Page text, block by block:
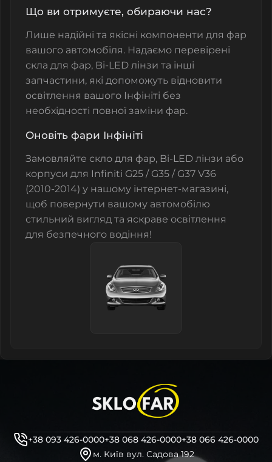
Що ви отримуєте, обираючи нас?
Лише надійні та якісні компоненти для фар
вашого автомобіля. Надаємо перевірені
скла для фар, Bi-LED лінзи та інші
запчастини, які допоможуть відновити
освітлення вашого Інфініті без
необхідності повної заміни фар.
Оновіть фари Інфініті
Замовляйте скло для фар, Bi-LED лінзи або
корпуси для Infiniti G25 / G35 / G37 V36
(2010-2014) у нашому інтернет-магазині,
щоб повернути вашому автомобілю
стильний вигляд та яскраве освітлення
для безпечного водіння!
+38 093 426-0000+38 068 426-0000+38 066 426-0000
м. Київ вул. Садова 192